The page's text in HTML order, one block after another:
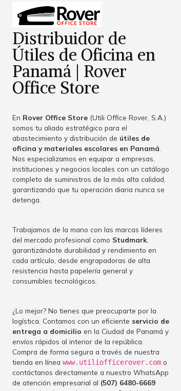
Distribuidor de
Útiles de Oficina en
Panamá | Rover
Office Store
En Rover Office Store (Utili Office Rover, S.A.)
somos tu aliado estratégico para el
abastecimiento y distribución de útiles de
oficina y materiales escolares en Panamá.
Nos especializamos en equipar a empresas,
instituciones y negocios locales con un catálogo
completo de suministros de la más alta calidad,
garantizando que tu operación diaria nunca se
detenga.
Trabajamos de la mano con las marcas líderes
del mercado profesional como Studmark,
garantizándote durabilidad y rendimiento en
cada artículo, desde engrapadoras de alta
resistencia hasta papelería general y
consumibles tecnológicos.
¿Lo mejor? No tienes que preocuparte por la
logística. Contamos con un eficiente servicio de
entrega a domicilio en la Ciudad de Panamá y
envíos rápidos al interior de la república.
Compra de forma segura a través de nuestra
tienda en línea www.utiliofficerover.com o
contáctanos directamente a nuestro WhatsApp
de atención empresarial al (507) 6480-6669